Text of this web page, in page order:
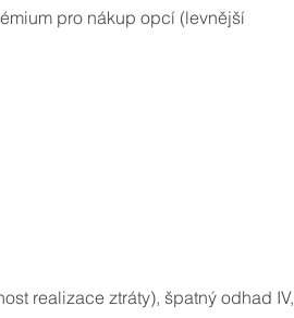
pro nákup opcí (levnější
realizace ztráty), špatný odhad IV,